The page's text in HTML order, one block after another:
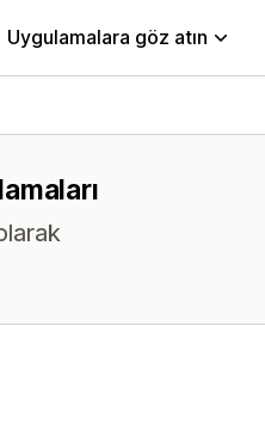
Uygulamalara göz atın